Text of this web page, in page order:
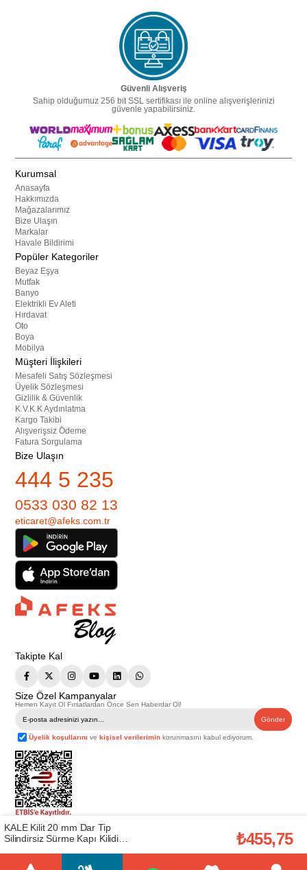
Güvenli Alışveriş
Sahip olduğumuz 256 bit SSL sertifikası ile online alışverişlerinizi
güvenle yapabilirsiniz.
Kurumsal
Anasayfa
Hakkımızda
Mağazalarımız
Bize Ulaşın
Markalar
Havale Bildirimi
Popüler Kategoriler
Beyaz Eşya
Mutfak
Banyo
Elektrikli Ev Aleti
Hırdavat
Oto
Boya
Mobilya
Müşteri İlişkileri
Mesafeli Satış Sözleşmesi
Üyelik Sözleşmesi
Gizlilik & Güvenlik
K.V.K.K Aydınlatma
Kargo Takibi
Alışverişsiz Ödeme
Fatura Sorgulama
Bize Ulaşın
444 5 235
0533 030 82 13
eticaret@afeks.com.tr
Takipte Kal
Size Özel Kampanyalar
Hemen Kayıt Ol Fırsatlardan Önce Sen Haberdar Ol!
Gönder
Üyelik koşullarını vekişisel verilerimin korunmasını kabul ediyorum.
Telif Hakkı © 2026
. Tüm hakları saklıdır.
Bu web sitesindeki tüm ürünler ticari amaçlıdır. Web sitemizde yer alan
görsel ve yazılı içerikler firmamıza ait olup, firmamızın yazılı izni alınmadan
hiçbir yazılı/görsel içerik, logo, kopyalanamaz, kaynak gösterilemez ve
başka yerlerde kullanılamaz. İçeriklerin izin alınmadan kopyalanması ve
KALE Kilit 20 mm Dar Tip
Silindirsiz Sürme Kapı Kilidi
₺455,75